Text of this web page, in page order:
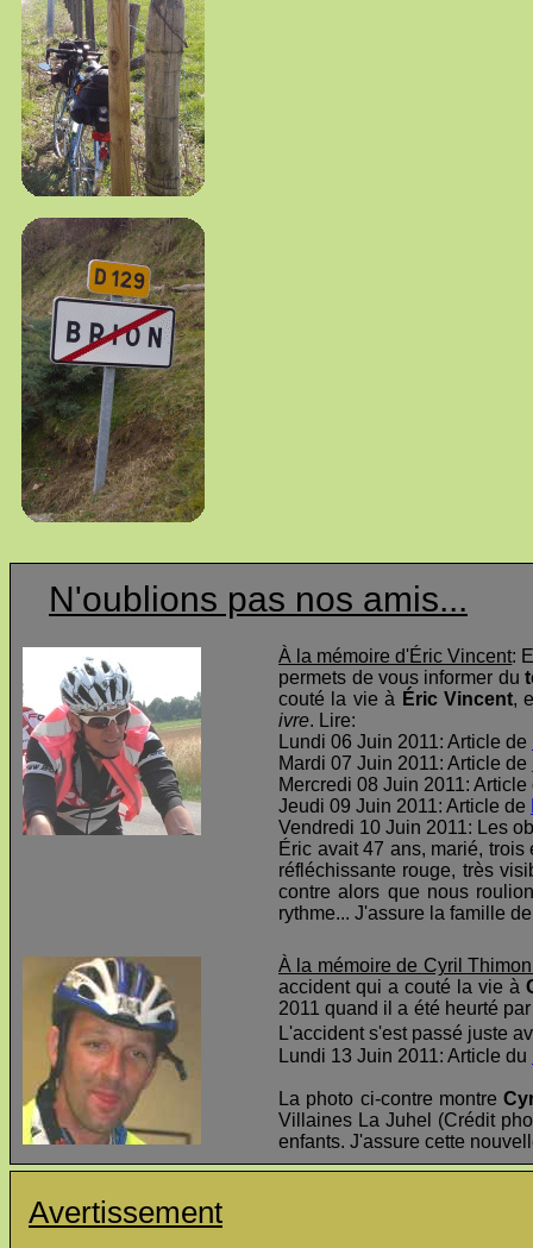
N'oublions pas nos amis...
À la mémoire d'Éric Vincent:
permets de vous informer du
couté la vie à Éric Vincent,
ivre. Lire:
Lundi 06 Juin 2011: Article de
Mardi 07 Juin 2011: Article de
Mercredi 08 Juin 2011:
Jeudi 09 Juin 2011: Article de
Vendredi 10 Juin 2011: Les
Éric avait 47 ans, marié,
réfléchissante rouge, très
contre alors que nous
rythme... J'assure la famille
À la mémoire de Cyril
accident qui a couté la vie à
2011 quand il a été heurté
L'accident s'est passé juste
Lundi 13 Juin 2011: Article du
La photo ci-contre montre
Villaines La Juhel (Crédit
enfants. J'assure cette
Avertissement